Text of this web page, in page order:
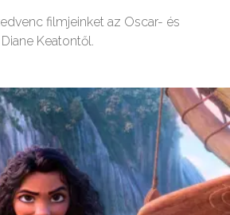
filmjeinket az Oscar- és
Keatontől.